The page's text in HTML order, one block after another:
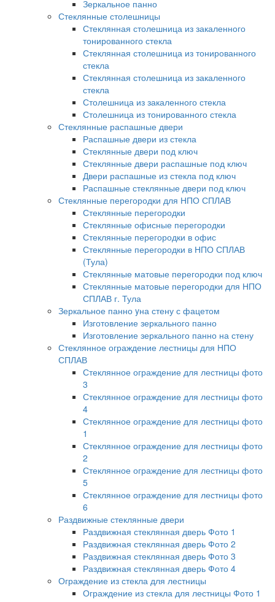
Зеркальное панно
Стеклянные столешницы
Стеклянная столешница из закаленного
тонированного стекла
Стеклянная столешница из тонированного
стекла
Стеклянная столешница из закаленного
стекла
Столешница из закаленного стекла
Столешница из тонированного стекла
Стеклянные распашные двери
Распашные двери из стекла
Стеклянные двери под ключ
Стеклянные двери распашные под ключ
Двери распашные из стекла под ключ
Распашные стеклянные двери под ключ
Стеклянные перегородки для НПО СПЛАВ
Стеклянные перегородки
Стеклянные офисные перегородки
Стеклянные перегородки в офис
Стеклянные перегородки в НПО СПЛАВ
(Тула)
Стеклянные матовые перегородки под ключ
Стеклянные матовые перегородки для НПО
СПЛАВ г. Тула
Зеркальное панно yна стену с фацетом
Изготовление зеркального панно
Изготовление зеркального панно на стену
Стеклянное ограждение лестницы для НПО
СПЛАВ
Стеклянное ограждение для лестницы фото
3
Стеклянное ограждение для лестницы фото
4
Стеклянное ограждение для лестницы фото
1
Стеклянное ограждение для лестницы фото
2
Стеклянное ограждение для лестницы фото
5
Стеклянное ограждение для лестницы фото
6
Раздвижные стеклянные двери
Раздвижная стеклянная дверь Фото 1
Раздвижная стеклянная дверь Фото 2
Раздвижная стеклянная дверь Фото 3
Раздвижная стеклянная дверь Фото 4
Ограждение из стекла для лестницы
Ограждение из стекла для лестницы Фото 1